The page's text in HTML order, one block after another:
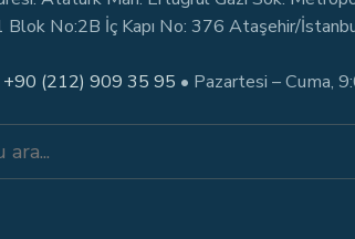
Blok No:2B İç Kapı No: 376 Ataşehir/
+90 (212) 909 35 95 • Pazartesi – Cuma,